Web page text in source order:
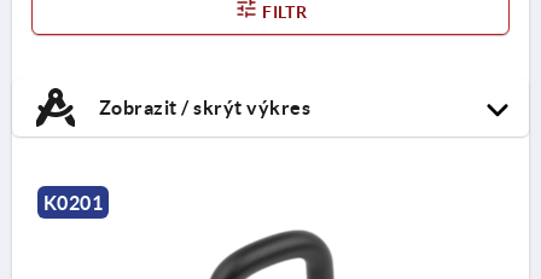
FILTR
Zobrazit / skrýt výkres
K0201